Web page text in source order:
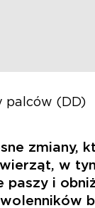
palców (DD)
zmiany,
w
paszy i